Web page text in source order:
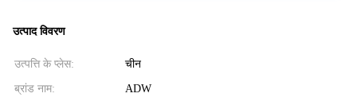
उत्पाद विवरण
उत्पत्ति के प्लेस: चीन
ब्रांड नाम: ADW